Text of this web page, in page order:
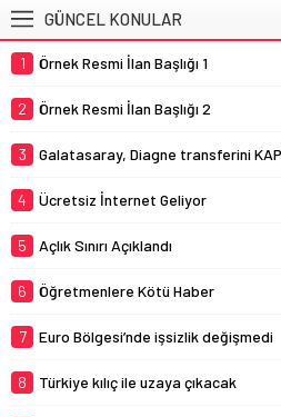
GÜNCEL KONULAR
1 Örnek Resmi İlan Başlığı 1
2 Örnek Resmi İlan Başlığı 2
3 Galatasaray, Diagne transferini
4 Ücretsiz İnternet Geliyor
5 Açlık Sınırı Açıklandı
6 Öğretmenlere Kötü Haber
7 Euro Bölgesi’nde işsizlik değişmedi
8 Türkiye kılıç ile uzaya çıkacak